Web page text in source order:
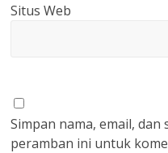
Situs Web
Simpan nama, email, dan
peramban ini untuk